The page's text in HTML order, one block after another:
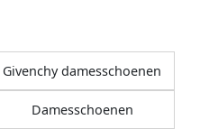
Givenchy damesschoenen
Damesschoenen